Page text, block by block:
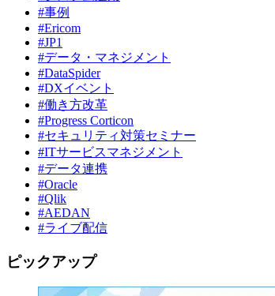
#事例
#Ericom
#JP1
#データ・マネジメント
#DataSpider
#DXイベント
#働き方改革
#Progress Corticon
#セキュリティ対策セミナー
#ITサービスマネジメント
#データ連携
#Oracle
#Qlik
#AEDAN
#ライブ配信
ピックアップ